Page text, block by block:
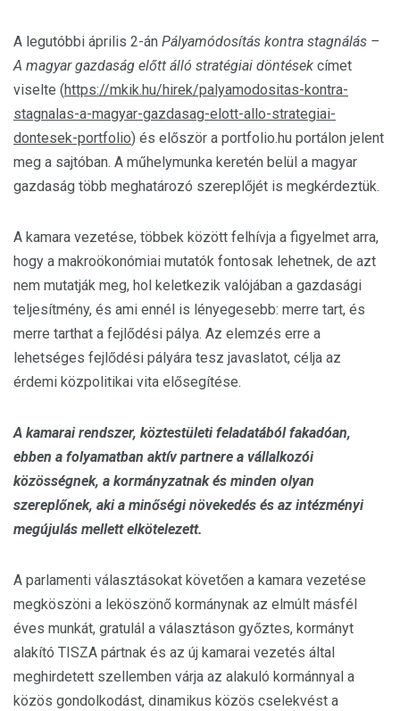
A legutóbbi április 2-án Pályamódosítás kontra stagnálás –
A magyar gazdaság előtt álló stratégiai döntések címet
viselte (https://mkik.hu/hirek/palyamodositas-kontra-
stagnalas-a-magyar-gazdasag-elott-allo-strategiai-
dontesek-portfolio) és először a portfolio.hu portálon jelent
meg a sajtóban. A műhelymunka keretén belül a magyar
gazdaság több meghatározó szereplőjét is megkérdeztük.
A kamara vezetése, többek között felhívja a figyelmet arra,
hogy a makroökonómiai mutatók fontosak lehetnek, de azt
nem mutatják meg, hol keletkezik valójában a gazdasági
teljesítmény, és ami ennél is lényegesebb: merre tart, és
merre tarthat a fejlődési pálya. Az elemzés erre a
lehetséges fejlődési pályára tesz javaslatot, célja az
érdemi közpolitikai vita elősegítése.
A kamarai rendszer, köztestületi feladatából fakadóan,
ebben a folyamatban aktív partnere a vállalkozói
közösségnek, a kormányzatnak és minden olyan
szereplőnek, aki a minőségi növekedés és az intézményi
megújulás mellett elkötelezett.
A parlamenti választásokat követően a kamara vezetése
megköszöni a leköszönő kormánynak az elmúlt másfél
éves munkát, gratulál a választáson győztes, kormányt
alakító TISZA pártnak és az új kamarai vezetés által
meghirdetett szellemben várja az alakuló kormánnyal a
közös gondolkodást, dinamikus közös cselekvést a